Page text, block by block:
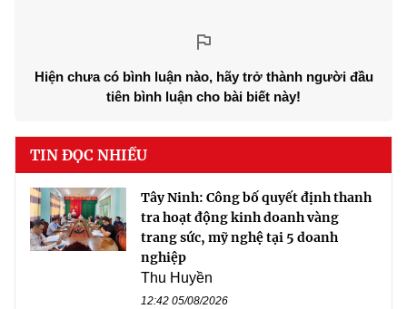
Hiện chưa có bình luận nào, hãy trở thành người đầu
tiên bình luận cho bài biết này!
TIN ĐỌC NHIỀU
Tây Ninh: Công bố quyết định thanh
tra hoạt động kinh doanh vàng
trang sức, mỹ nghệ tại 5 doanh
nghiệp
Thu Huyền
12:42 05/08/2026